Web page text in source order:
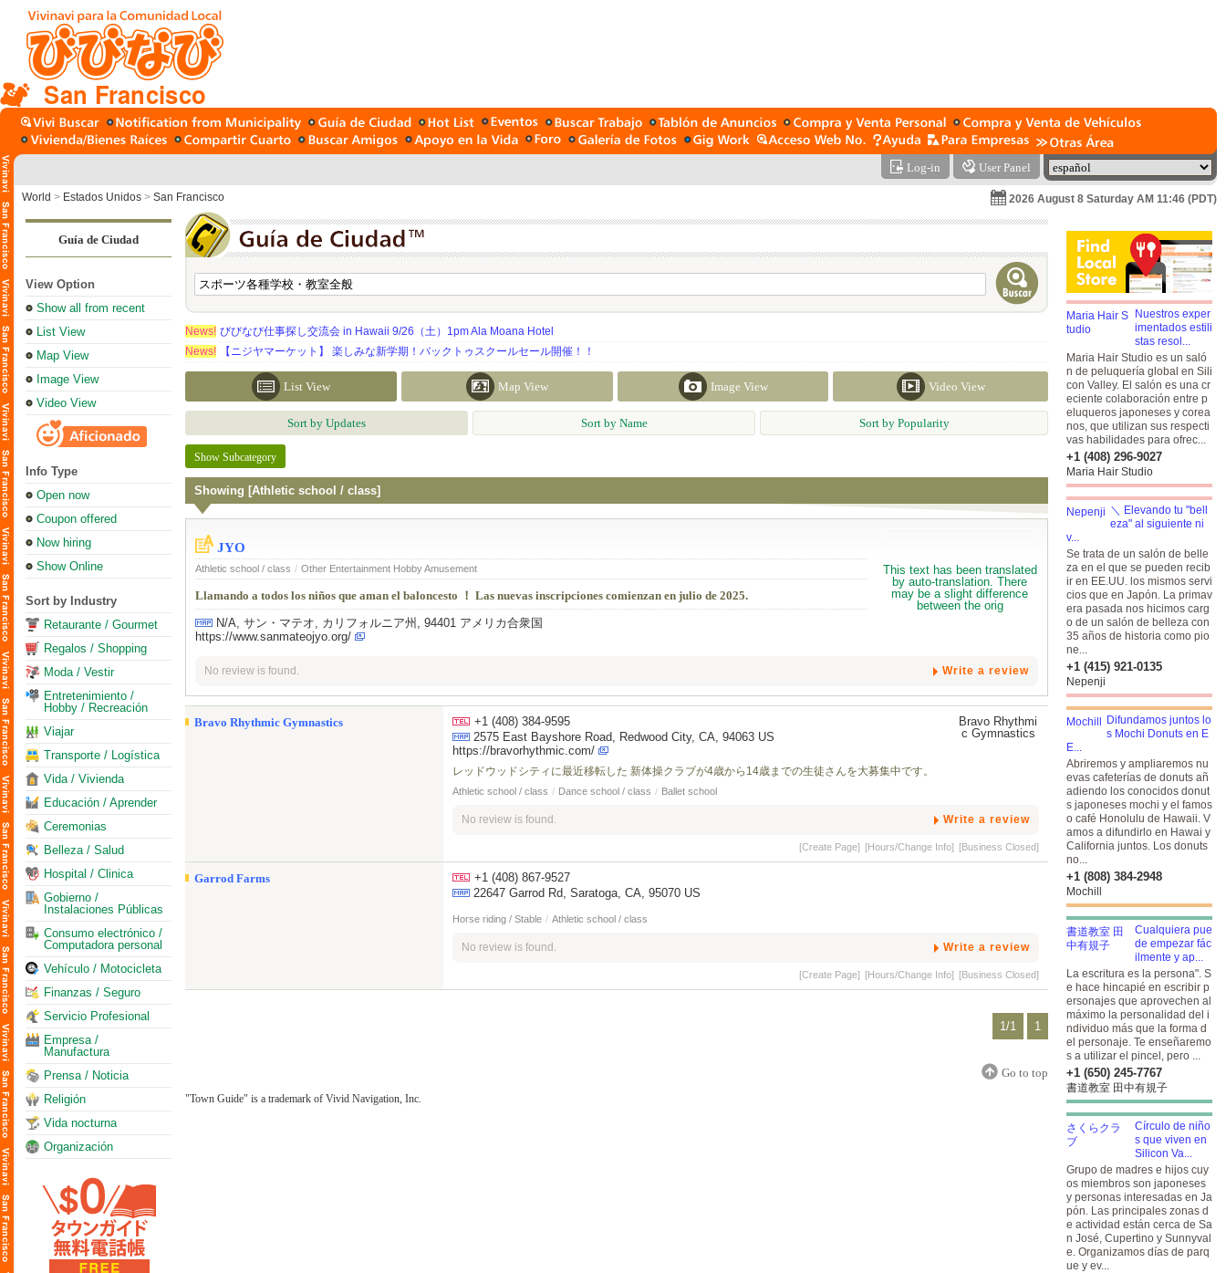
San Francisco
Log-in User Panel
World > Estados Unidos > San Francisco 2026 August 8 Saturday AM 11:46 (PDT)
Guía de Ciudad
View Option
Show all from recent
List View
Map View
Image View
Video View
Info Type
Open now
Coupon offered
Now hiring
Show Online
Sort by Industry
Retaurante / Gourmet
Regalos / Shopping
Moda / Vestir
Entretenimiento /
Hobby / Recreación
Viajar
Transporte / Logística
Vida / Vivienda
Educación / Aprender
Ceremonias
Belleza / Salud
Hospital / Clinica
Gobierno /
Instalaciones Públicas
Consumo electrónico /
Computadora personal
Vehículo / Motocicleta
Finanzas / Seguro
Servicio Profesional
Empresa /
Manufactura
Prensa / Noticia
Religión
Vida nocturna
Organización
News! びびなび仕事探し交流会 in Hawaii 9/26（土）1pm Ala Moana Hotel
News!
【ニジヤマーケット】 楽しみな新学期！バックトゥスクールセール開催！！
List View Map View Image View Video View
Sort by Updates Sort by Name Sort by Popularity
Show Subcategory
Showing [Athletic school / class]
JYO
Athletic school / class / Other Entertainment Hobby Amusement
Llamando a todos los niños que aman el baloncesto ！ Las nuevas inscripciones comienzan en julio de 2025.
N/A, サン・マテオ, カリフォルニア州, 94401 アメリカ合衆国
https://www.sanmateojyo.org/
No review is found. Write a review
Bravo Rhythmic Gymnastics
+1 (408) 384-9595
2575 East Bayshore Road, Redwood City, CA, 94063 US
https://bravorhythmic.com/
レッドウッドシティに最近移転した 新体操クラブが4歳から14歳までの生徒さんを大募集中です。
Athletic school / class / Dance school / class / Ballet school
No review is found. Write a review
[Create Page] [Hours/Change Info] [Business Closed]
Garrod Farms
+1 (408) 867-9527
22647 Garrod Rd, Saratoga, CA, 95070 US
Horse riding / Stable / Athletic school / class
No review is found. Write a review
[Create Page] [Hours/Change Info] [Business Closed]
1/1 1
Go to top
"Town Guide" is a trademark of Vivid Navigation, Inc.
Nuestros exper
imentados estili
stas resol...
Maria Hair Studio es un saló
n de peluquería global en Sili
con Valley. El salón es una cr
eciente colaboración entre p
eluqueros japoneses y corea
nos, que utilizan sus respecti
vas habilidades para ofrec...
+1 (408) 296-9027
Maria Hair Studio
＼ Elevando tu "bell
eza" al siguiente ni
v...
Se trata de un salón de belle
za en el que se pueden recib
ir en EE.UU. los mismos servi
cios que en Japón. La primav
era pasada nos hicimos carg
o de un salón de belleza con
35 años de historia como pio
ne...
+1 (415) 921-0135
Nepenji
Difundamos juntos lo
s Mochi Donuts en E
E...
Abriremos y ampliaremos nu
evas cafeterías de donuts añ
adiendo los conocidos donut
s japoneses mochi y el famos
o café Honolulu de Hawaii. V
amos a difundirlo en Hawai y
California juntos. Los donuts
no...
+1 (808) 384-2948
Mochill
Cualquiera pue
de empezar fác
ilmente y ap...
La escritura es la persona". S
e hace hincapié en escribir p
ersonajes que aprovechen al
máximo la personalidad del i
ndividuo más que la forma d
el personaje. Te enseñaremo
s a utilizar el pincel, pero ...
+1 (650) 245-7767
書道教室 田中有規子
Círculo de niño
s que viven en
Silicon Va...
Grupo de madres e hijos cuy
os miembros son japoneses
y personas interesadas en Ja
pón. Las principales zonas d
e actividad están cerca de Sa
n José, Cupertino y Sunnyval
e. Organizamos días de parq
ue y ev...